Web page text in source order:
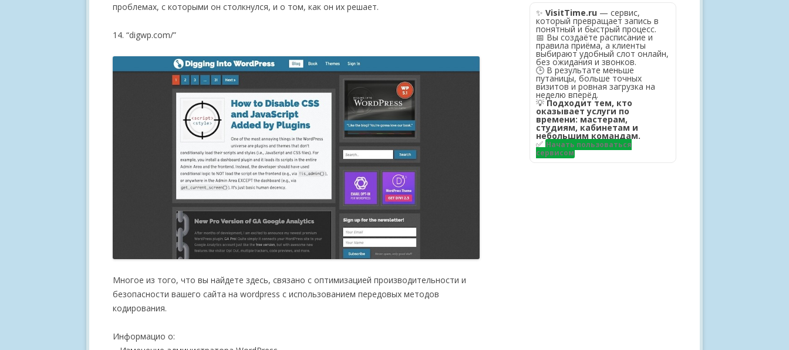
проблемах, с которыми он столкнулся, и о том, как он их решает.
14. “digwp.com/”
Многое из того, что вы найдете здесь, связано с оптимизацией производительности и
безопасности вашего сайта на wordpress с использованием передовых методов
кодирования.
Информацио о:
✨ VisitTime.ru — сервис,
который превращает запись в
понятный и быстрый процесс.
📅 Вы создаёте расписание и
правила приёма, а клиенты
выбирают удобный слот онлайн,
без ожидания и звонков.
🕒 В результате меньше
путаницы, больше точных
визитов и ровная загрузка на
неделю вперёд.
💡Подходит тем, кто
оказывает услуги по
времени: мастерам,
студиям, кабинетам и
небольшим командам.
✅ Начать пользоваться
сервисом